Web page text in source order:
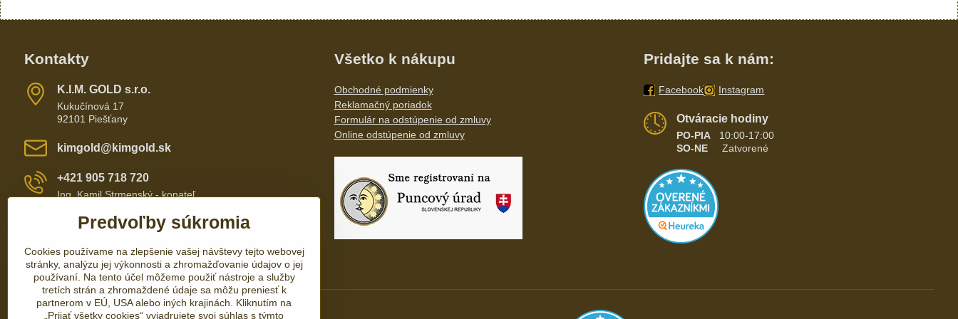
Kontakty
K​​.I​​.M​​. GOLD s​​.r​​.o​​.
Kukučínová 17
92101 Piešťany
kimgold​@kimgold​.sk
+421 905 718 720
Ing. Kamil Strmenský - konateľ
+421 905 657 700
+421 337 735 110
Všetko k nákupu
Obchodné podmienky
Reklamačný poriadok
Formulár na odstúpenie od zmluvy
Online odstúpenie od zmluvy
Pridajte sa k nám:
Facebook Instagram
Otváracie hodiny
PO-PIA
10:00-17:00
SO-NE Zatvorené
Predvoľby súkromia
Cookies používame na zlepšenie vašej návštevy tejto webovej
stránky, analýzu jej výkonnosti a zhromažďovanie údajov o jej
používaní. Na tento účel môžeme použiť nástroje a služby
tretích strán a zhromaždené údaje sa môžu preniesť k
partnerom v EÚ, USA alebo iných krajinách. Kliknutím na
„Prijať všetky cookies“ vyjadrujete svoj súhlas s týmto